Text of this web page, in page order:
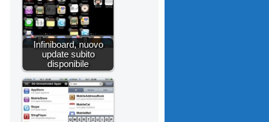
Infiniboard, nuovo
update subito
disponibile